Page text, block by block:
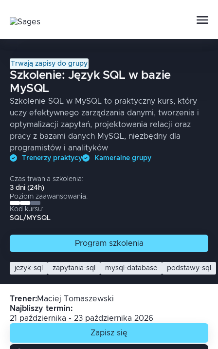
Trwają zapisy do grupy
Szkolenie: Język SQL w bazie
MySQL
Szkolenie SQL w MySQL to praktyczny kurs, który
uczy efektywnego zarządzania danymi, tworzenia i
optymalizacji zapytań, projektowania relacji oraz
pracy z bazami danych MySQL, niezbędny dla
programistów i analityków
Trenerzy praktycy Kameralne grupy
Czas trwania szkolenia:
3 dni (24h)
Poziom zaawansowania:
Kod kursu:
SQL/MYSQL
Program szkolenia
jezyk-sql zapytania-sql mysql-database podstawy-sql
Trener:Maciej Tomaszewski
Najbliszy termin:
21 października - 23 października 2026
Zapisz się